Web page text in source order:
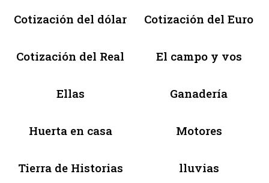
Cotización del dólar Cotización del Euro
Cotización del Real El campo y vos
Ellas Ganadería
Huerta en casa Motores
Tierra de Historias lluvias